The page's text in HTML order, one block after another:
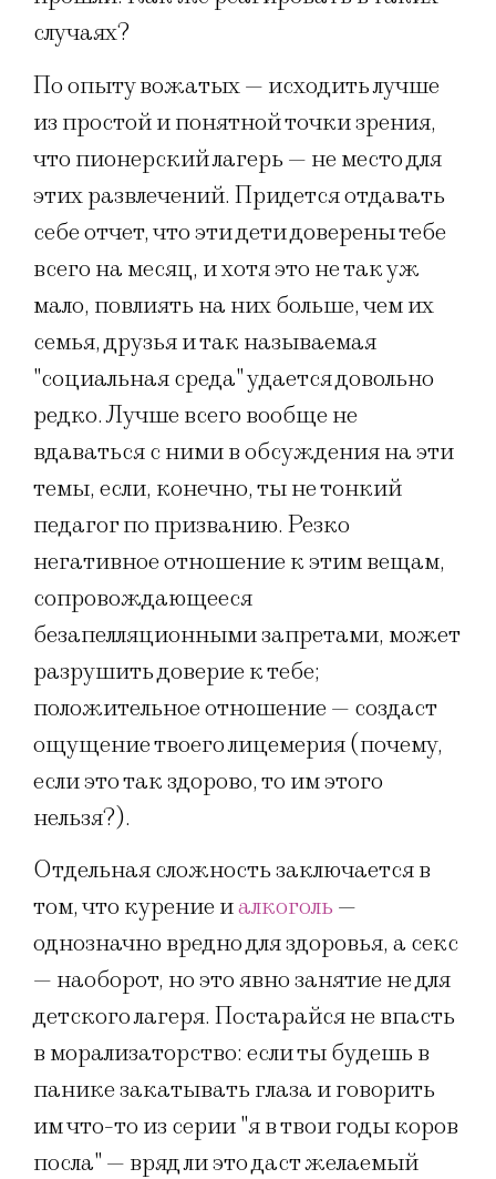
случаях?
По опыту вожатых — исходить лучше
из простой и понятной точки зрения,
что пионерский лагерь — не место для
этих развлечений. Придется отдавать
себе отчет, что эти дети доверены тебе
всего на месяц, и хотя это не так уж
мало, повлиять на них больше, чем их
семья, друзья и так называемая
"социальная среда" удается довольно
редко. Лучше всего вообще не
вдаваться с ними в обсуждения на эти
темы, если, конечно, ты не тонкий
педагог по призванию. Резко
негативное отношение к этим вещам,
сопровождающееся
безапелляционными запретами, может
разрушить доверие к тебе;
положительное отношение — создаст
ощущение твоего лицемерия (почему,
если это так здорово, то им этого
нельзя?).
Отдельная сложность заключается в
том, что курение иалкоголь —
однозначно вредно для здоровья, а секс
— наоборот, но это явно занятие не для
детского лагеря. Постарайся не впасть
в морализаторство: если ты будешь в
панике закатывать глаза и говорить
им что-то из серии "я в твои годы коров
посла" — вряд ли это даст желаемый